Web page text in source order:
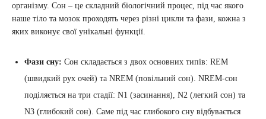
організму. Сон – це складний біологічний процес, під час якого
наше тіло та мозок проходять через різні цикли та фази, кожна з
яких виконує свої унікальні функції.
Фази сну: Сон складається з двох основних типів: REM
(швидкий рух очей) та NREM (повільний сон). NREM-сон
поділяється на три стадії: N1 (засинання), N2 (легкий сон) та
N3 (глибокий сон). Саме під час глибокого сну відбувається